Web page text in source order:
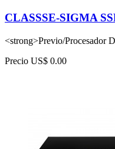
CLASSSE-SIGMA
<strong>Previo/Procesador
Precio US$ 0.00